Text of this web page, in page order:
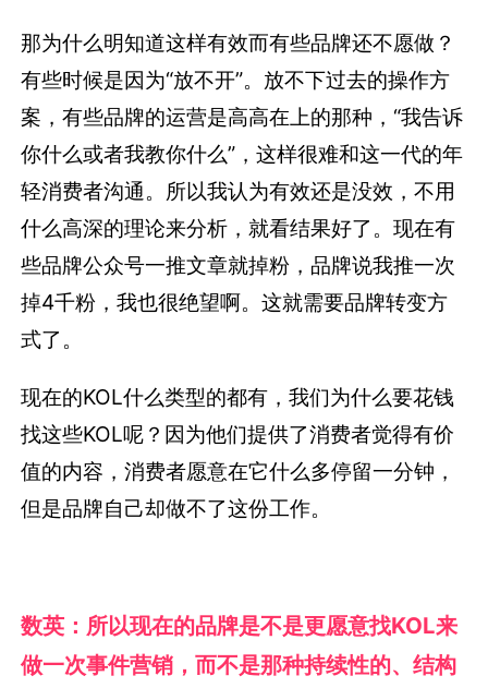
那为什么明知道这样有效而有些品牌还不愿做？
有些时候是因为“放不开”。放不下过去的操作方
案，有些品牌的运营是高高在上的那种，“我告诉
你什么或者我教你什么”，这样很难和这一代的年
轻消费者沟通。所以我认为有效还是没效，不用
什么高深的理论来分析，就看结果好了。现在有
些品牌公众号一推文章就掉粉，品牌说我推一次
掉4千粉，我也很绝望啊。这就需要品牌转变方
式了。
现在的KOL什么类型的都有，我们为什么要花钱
找这些KOL呢？因为他们提供了消费者觉得有价
值的内容，消费者愿意在它什么多停留一分钟，
但是品牌自己却做不了这份工作。
数英：所以现在的品牌是不是更愿意找KOL来
做一次事件营销，而不是那种持续性的、结构